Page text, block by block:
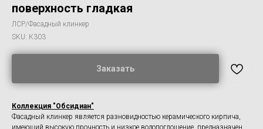
поверхность гладкая
ЛСР/Фасадный клинкер
SKU: К303
Заказать
Коллекция "Обсидиан"
Фасадный клинкер является разновидностью керамического кирпича,
имеющий высокую прочность и низкое водопоглощение, предназначен